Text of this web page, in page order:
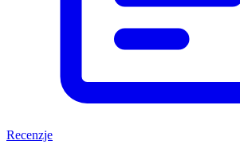
Recenzje